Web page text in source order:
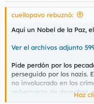
cuellopavo rebuznó:
Aquí un Nobel de la Paz,
Ver el archivos adjunto
Pide perdón por los
perseguido por los nazis.
no involucrado en los
gobernante de derechas,
a Franco del Valle y
Haz